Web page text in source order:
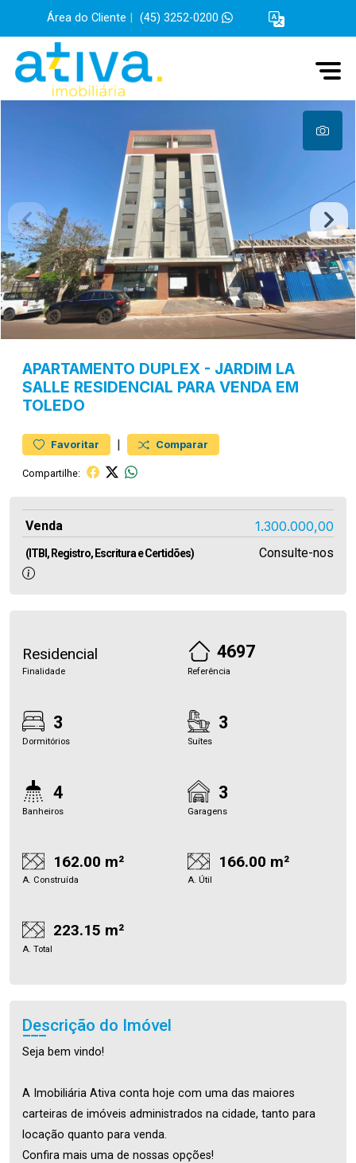
Área do Cliente (45) 3252-0200
APARTAMENTO DUPLEX - JARDIM LA
SALLE RESIDENCIAL PARA VENDA EM
TOLEDO
Favoritar | Comparar
Compartilhe:
Venda 1.300.000,00
(ITBI, Registro, Escritura e Certidões) Consulte-nos
Residencial
Finalidade
4697
Referência
3
Dormitórios
3
Suítes
4
Banheiros
3
Garagens
162.00 m²
A. Construída
166.00 m²
A. Útil
223.15 m²
A. Total
Descrição do Imóvel
Seja bem vindo!
A Imobiliária Ativa conta hoje com uma das maiores
carteiras de imóveis administrados na cidade, tanto para
locação quanto para venda.
Confira mais uma de nossas opções!